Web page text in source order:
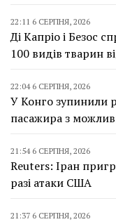
22:11 6 СЕРПНЯ, 2026
Ді Капріо і Безос
100 видів тварин
22:04 6 СЕРПНЯ, 2026
У Конго зупинили
пасажира з
21:54 6 СЕРПНЯ, 2026
Reuters: Іран
разі атаки США
21:37 6 СЕРПНЯ, 2026